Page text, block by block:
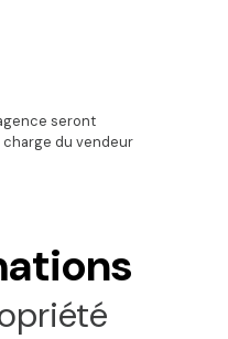
seront
du vendeur